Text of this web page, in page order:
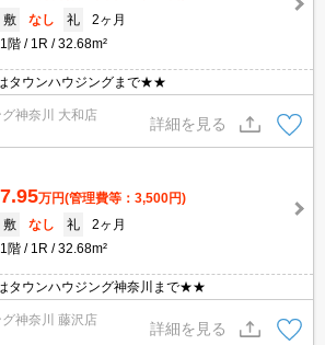
敷
なし 礼
2ヶ月
1階
1R 32.68m²
タウンハウジングまで★★
神奈川 大和店
詳細を見る
7.95万円(管理費等：3,500円)
敷
なし 礼
2ヶ月
1階
1R 32.68m²
タウンハウジング神奈川まで★★
神奈川 藤沢店
詳細を見る